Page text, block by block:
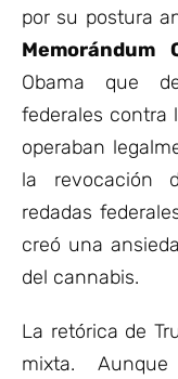
por su postura
Memorándum
Obama que
federales contra
operaban
la revocación
redadas
creó una
del cannabis.
La retórica de
mixta.